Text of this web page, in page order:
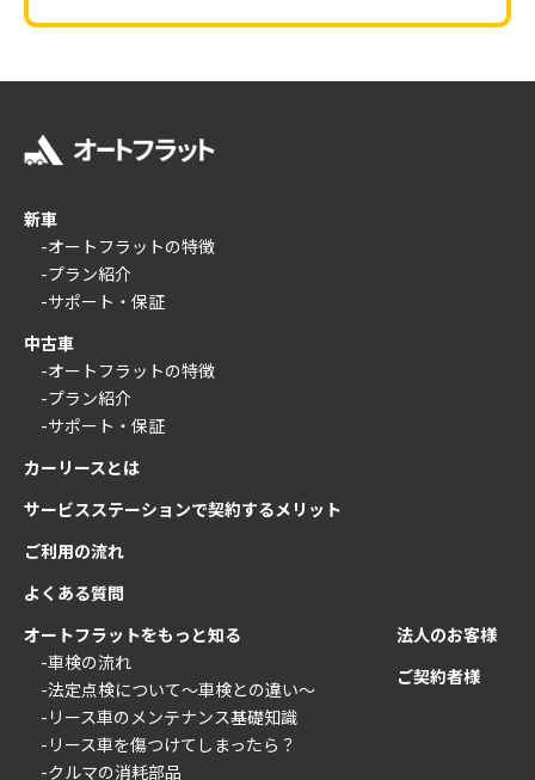
新車
-オートフラットの特徴
-プラン紹介
-サポート・保証
中古車
-オートフラットの特徴
-プラン紹介
-サポート・保証
カーリースとは
サービスステーションで契約するメリット
ご利用の流れ
よくある質問
オートフラットをもっと知る
-車検の流れ
-法定点検について〜車検との違い〜
-リース車のメンテナンス基礎知識
-リース車を傷つけてしまったら？
-クルマの消耗部品
法人のお客様
ご契約者様